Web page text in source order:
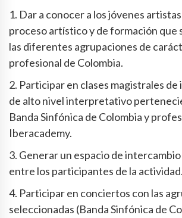
1. Dar a conocer a los jóvenes
proceso artístico y de formación que
las diferentes agrupaciones de
profesional de Colombia.
2. Participar en clases magistrales
de alto nivel interpretativo
Banda Sinfónica de Colombia y
Iberacademy.
3. Generar un espacio de
entre los participantes de la actividad.
4. Participar en conciertos con las
seleccionadas (Banda Sinfónica de